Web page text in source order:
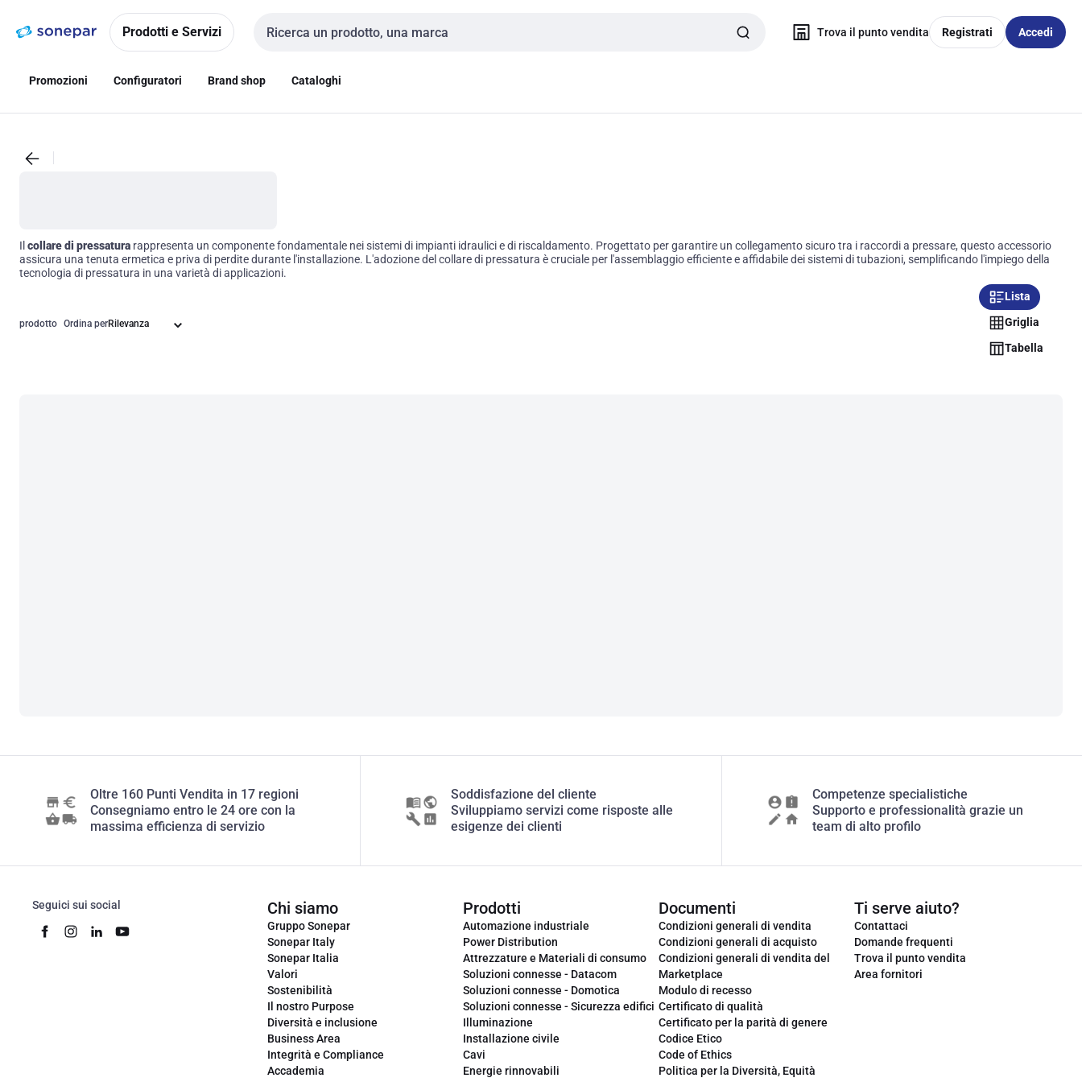
navigazionealla
Prodotti e Servizi
Cerca input
Trova il punto vendita Registrati Accedi
Promozioni Configuratori Brand shop Cataloghi
Il collare di pressatura rappresenta un componente fondamentale nei sistemi di impianti idraulici e di riscaldamento. Progettato per garantire un collegamento sicuro tra i raccordi a pressare, questo accessorio
assicura una tenuta ermetica e priva di perdite durante l'installazione. L'adozione del collare di pressatura è cruciale per l'assemblaggio efficiente e affidabile dei sistemi di tubazioni, semplificando l'impiego della
tecnologia di pressatura in una varietà di applicazioni.
prodotto Ordina per
Lista
Griglia
Tabella
Oltre 160 Punti Vendita in 17 regioni
Consegniamo entro le 24 ore con la
massima efficienza di servizio
Soddisfazione del cliente
Sviluppiamo servizi come risposte alle
esigenze dei clienti
Competenze specialistiche
Supporto e professionalità grazie un
team di alto profilo
Seguici sui social Chi siamo
Gruppo Sonepar
Sonepar Italy
Sonepar Italia
Valori
Sostenibilità
Il nostro Purpose
Diversità e inclusione
Business Area
Integrità e Compliance
Accademia
Prodotti
Automazione industriale
Power Distribution
Attrezzature e Materiali di consumo
Soluzioni connesse - Datacom
Soluzioni connesse - Domotica
Soluzioni connesse - Sicurezza edifici
Illuminazione
Installazione civile
Cavi
Energie rinnovabili
Documenti
Condizioni generali di vendita
Condizioni generali di acquisto
Condizioni generali di vendita del
Marketplace
Modulo di recesso
Certificato di qualità
Certificato per la parità di genere
Codice Etico
Code of Ethics
Politica per la Diversità, Equità
Ti serve aiuto?
Contattaci
Domande frequenti
Trova il punto vendita
Area fornitori